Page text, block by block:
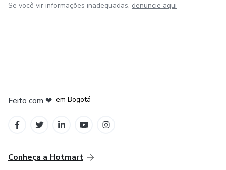
Se você vir informações inadequadas, denuncie aqui
Feito com ❤ em Bogotá
Conheça a Hotmart